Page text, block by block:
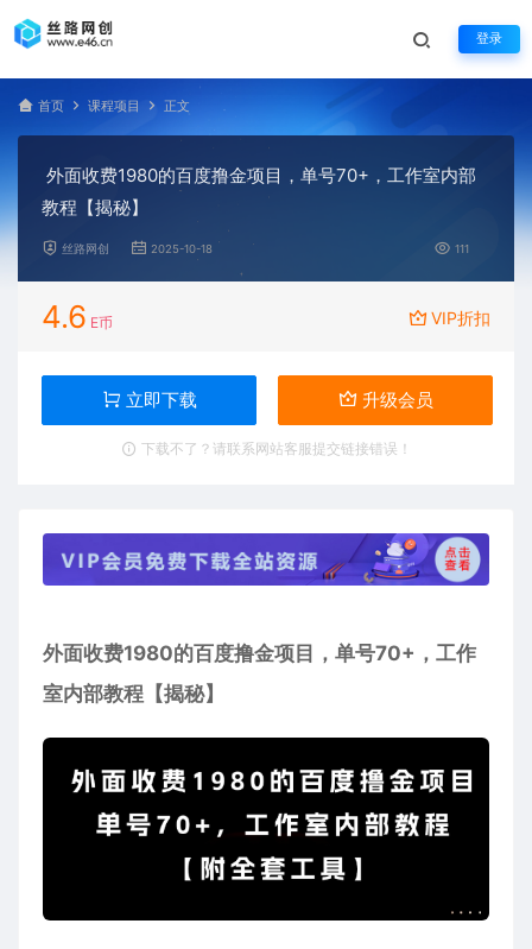
登录
首页 课程项目 正文
外面收费1980的百度撸金项目，单号70+，工作室内部
教程【揭秘】
丝路网创 2025-10-18 111
4.6 E币 VIP折扣
立即下载 升级会员
下载不了？请联系网站客服提交链接错误！
外面收费1980的百度撸金项目，单号70+，工作
室内部教程【揭秘】